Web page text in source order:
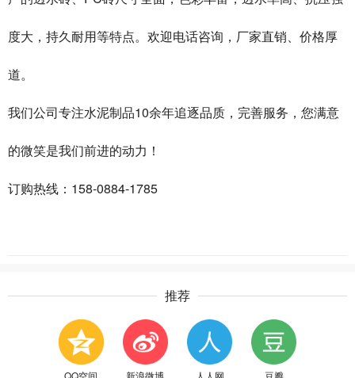
度大，持久耐用等特点。欢迎电话咨询，厂家直销、价格厚
道。
我们公司专注水泥制品10余年追逐品质，完善服务，您满意
的微笑是我们前进的动力！
订购热线：158-0884-1785
推荐
QQ空间 新浪微博 人人网 豆瓣